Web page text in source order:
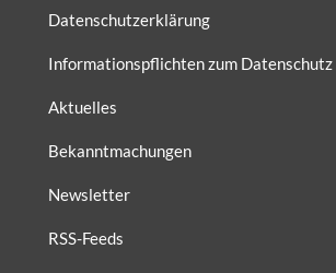
Datenschutzerklärung
Informationspflichten zum Datenschutz
Aktuelles
Bekanntmachungen
Newsletter
RSS-Feeds